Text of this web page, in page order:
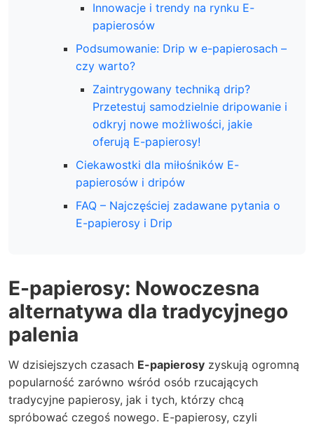
Innowacje i trendy na rynku E-
papierosów
Podsumowanie: Drip w e-papierosach –
czy warto?
Zaintrygowany techniką drip?
Przetestuj samodzielnie dripowanie i
odkryj nowe możliwości, jakie
oferują E-papierosy!
Ciekawostki dla miłośników E-
papierosów i dripów
FAQ – Najczęściej zadawane pytania o
E-papierosy i Drip
E-papierosy: Nowoczesna
alternatywa dla tradycyjnego
palenia
W dzisiejszych czasach E-papierosy zyskują ogromną
popularność zarówno wśród osób rzucających
tradycyjne papierosy, jak i tych, którzy chcą
spróbować czegoś nowego. E-papierosy, czyli